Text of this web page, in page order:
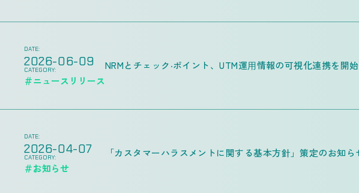
DATE:
2026-06-09
CATEGORY:
＃ニュースリリース
NRMとチェック‧ポイント、UTM運⽤情報の可視化連携を開始
DATE:
2026-04-07
CATEGORY:
＃お知らせ
「カスタマーハラスメントに関する基本方針」策定のお知ら